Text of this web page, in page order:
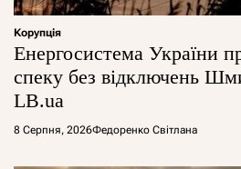
Корупція
Енергосистема України
спеку без відключень
LB.ua
8 Серпня, 2026Федоренко Світлана